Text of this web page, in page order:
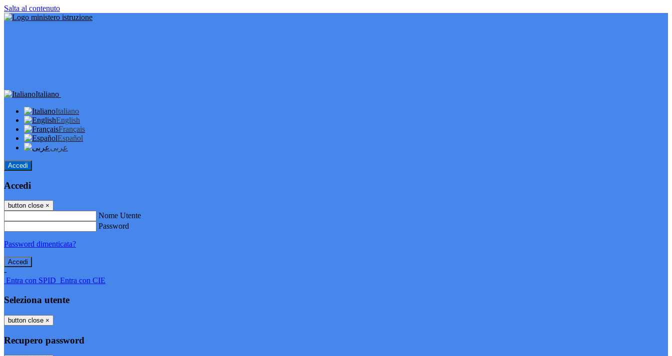
Salta al contenuto
Italiano
Italiano
English
Français
Español
عربى
Accedi
Accedi
button close ×
Nome Utente
Password
Password dimenticata?
-
Entra con SPID Entra con CIE
Seleziona utente
button close ×
Recupero password